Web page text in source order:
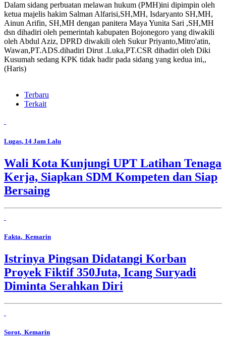
Dalam sidang perbuatan melawan hukum (PMH)ini dipimpin oleh
ketua majelis hakim Salman Alfarisi,SH,MH, Isdaryanto SH,MH,
Ainun Arifin, SH,MH dengan panitera Maya Yunita Sari ,SH,MH
dsn dihadiri oleh pemerintah kabupaten Bojonegoro yang diwakili
oleh Abdul Aziz, DPRD diwakili oleh Sukur Priyanto,Mitro'atin,
Wawan,PT.ADS.dihadiri Dirut .Luka,PT.CSR dihadiri oleh Diki
Kusumah sedang KPK tidak hadir pada sidang yang kedua ini,,
(Haris)
Terbaru
Terkait
Lugas, 14 Jam Lalu
Wali Kota Kunjungi UPT Latihan Tenaga
Kerja, Siapkan SDM Kompeten dan Siap
Bersaing
Fakta, Kemarin
Istrinya Pingsan Didatangi Korban
Proyek Fiktif 350Juta, Icang Suryadi
Diminta Serahkan Diri
Sorot, Kemarin